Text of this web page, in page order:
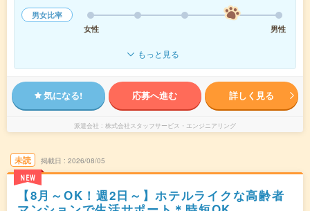
男女比率
女性
男性
もっと見る
気になる! 応募へ進む 詳しく見る
派遣会社 株式会社スタッフサービス・エンジニアリング
未読
NEW
掲載日 2026/08/05
【8月～OK！週2日～】ホテルライクな高齢者